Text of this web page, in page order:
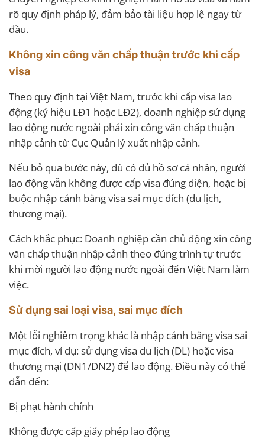
rõ quy định pháp lý, đảm bảo tài liệu hợp lệ ngay từ
đầu.
Không xin công văn chấp thuận trước khi cấp
visa
Theo quy định tại Việt Nam, trước khi cấp visa lao
động (ký hiệu LĐ1 hoặc LĐ2), doanh nghiệp sử dụng
lao động nước ngoài phải xin công văn chấp thuận
nhập cảnh từ Cục Quản lý xuất nhập cảnh.
Nếu bỏ qua bước này, dù có đủ hồ sơ cá nhân, người
lao động vẫn không được cấp visa đúng diện, hoặc bị
buộc nhập cảnh bằng visa sai mục đích (du lịch,
thương mại).
Cách khắc phục: Doanh nghiệp cần chủ động xin công
văn chấp thuận nhập cảnh theo đúng trình tự trước
khi mời người lao động nước ngoài đến Việt Nam làm
việc.
Sử dụng sai loại visa, sai mục đích
Một lỗi nghiêm trọng khác là nhập cảnh bằng visa sai
mục đích, ví dụ: sử dụng visa du lịch (DL) hoặc visa
thương mại (DN1/DN2) để lao động. Điều này có thể
dẫn đến:
Bị phạt hành chính
Không được cấp giấy phép lao động